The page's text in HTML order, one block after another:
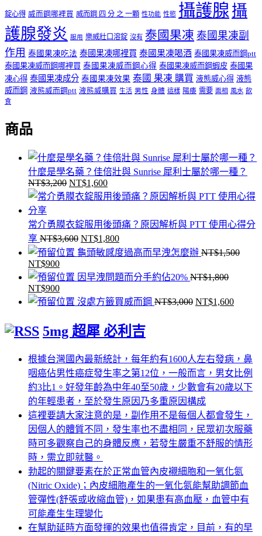
錠心得 威而鋼哪裡買 威而鋼 四 分 之 一顆 性功能 性慾 攝護腺 攝
護腺發炎
服用 樂威壯口溶錠 沒有 泰國果凍 泰國果凍副
作用 泰國果凍吃法 泰國果凍哪裡買 泰國果凍喝酒 泰國果凍威而鋼ptt
泰國果凍威而鋼哪裡買 泰國果凍威而鋼心得 泰國果凍威而鋼蝦皮 泰國果
凍心得 泰國果凍成分 泰國果凍效果 泰國 果凍 購買 液態威心得 液態
威而鋼 液態威而鋼ptt 液態威購買 生活 男性 身體 這樣 陽痿 需要 面相 風水 飲
食
商品
什麼是學名藥？佳倍壯與 Sunrise 犀利士屬於哪一種？
NT$3,200 原
始
格：
NT$3,200。
NT$1,600目
前
格：
NT$1,600。
常介勇膜衣錠服用後頭痛？原因解析與 PTT 使用心得分
享 NT$3,600 原
始
格：
NT$1,800目
前
格：
龜頭敏感度過高而早洩怎麼辦 NT$1,500
原
始
價
格：
NT$1,500。
NT$900目
前
價
格：
NT$900。
因早洩問題而分手約佔20% NT$1,800
原
始
格：
NT$900目
前
格：
沒處方籤買威而鋼 NT$3,000 原
NT$3,000。
NT$1,600目
5mg 超犀 必利吉
根據台灣國內最新統計，每年約有1600人左右發病，鼻
咽癌佔男性癌症發生率之第12位，一般而言，男女比例
約3比1。好發年齡為中年40至50歲，少數會有20歲以下
的年輕患者，至於發生原因乃多重原因構成
這裡要請大家注意的是，副作用不是每個人都會發生，
因個人的體質不同，發生率也不盡相同，民眾初次服藥
時可多觀察自己的身體反應，若發生嚴重不舒服的情形
時，需立即就醫。
勃起的關鍵要素在於正常血管內皮襯細胞和一氧化氮
(Nitric Oxide)；內皮細胞產生的一氧化氮能幫助調節血
管彈性(舒張或收縮血管)，如果患有高血壓，血管中有
可能產生生理變化
在幫助延時方面發揮的效果也值得肯定，目前，有的早